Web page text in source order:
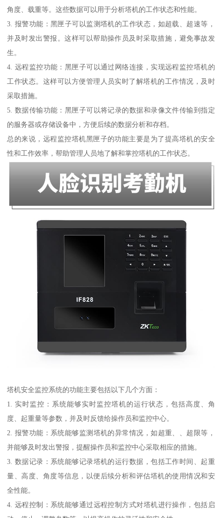
角度、载重等。这些数据可以用于分析塔机的工作状态和性能。
3. 报警功能：黑匣子可以监测塔机的工作状态，如超载、超速等，
并及时发出警报。这样可以帮助操作员及时采取措施，避免事故发
生。
4. 远程监控功能：黑匣子可以通过网络连接，实现远程监控塔机的
工作状态。这样可以方便管理人员实时了解塔机的工作情况，及时
采取措施。
5. 数据传输功能：黑匣子可以将记录的数据和录像文件传输到指定
的服务器或存储设备中，方便后续的数据分析和存档。
总的来说，远程监控塔机黑匣子的功能主要是为了提高塔机的安全
性和工作效率，帮助管理人员地了解和掌控塔机的工作状态。
塔机安全监控系统的功能主要包括以下几个方面：
1. 实时监控：系统能够实时监控塔机的运行状态，包括高度、角
度、起重量等参数，并及时反馈给操作员和监控中心。
2. 报警功能：系统能够监测塔机的异常情况，如超重、、超限等，
并能够及时发出警报，提醒操作员和监控中心采取相应的措施。
3. 数据记录：系统能够记录塔机的运行数据，包括工作时间、起重
量、高度、角度等信息，以便后续分析和评估塔机的使用情况和安
全性能。
4. 远程控制：系统能够通过远程控制方式对塔机进行操作，包括启